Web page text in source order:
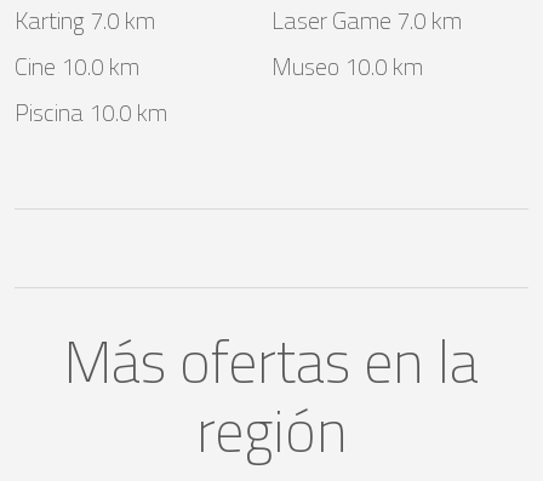
Karting 7.0 km
Laser Game 7.0 km
Cine 10.0 km
Museo 10.0 km
Piscina 10.0 km
Más ofertas en la
región